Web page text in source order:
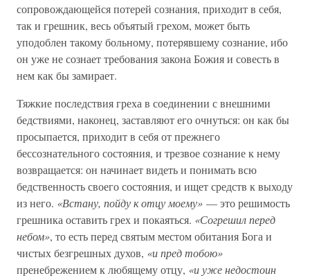
сопровождающейся потерей сознания, приходит в себя,
так и грешник, весь объятый грехом, может быть
уподоблен такому больному, потерявшему сознание, ибо
он уже не сознает требования закона Божия и совесть в
нем как бы замирает.
Тяжкие последствия греха в соединении с внешними
бедствиями, наконец, заставляют его очнуться: он как бы
просыпается, приходит в себя от прежнего
бессознательного состояния, и трезвое сознание к нему
возвращается: он начинает видеть и понимать всю
бедственность своего состояния, и ищет средств к выходу
из него. «Встану, пойду к отцу моему» — это решимость
грешника оставить грех и покаяться. «Согрешил перед
небом», то есть перед святым местом обитания Бога и
чистых безгрешных духов, «и пред тобою»
пренебрежением к любящему отцу, «и уже недостоин